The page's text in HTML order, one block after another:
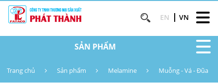
EN VN
SẢN PHẨM
Trang chủ Sản phẩm Melamine Muỗng - Vá - Đũa